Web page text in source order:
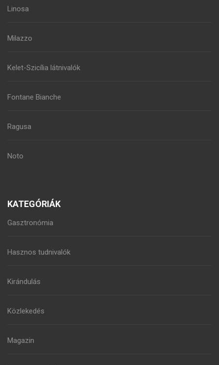
Linosa
Milazzo
Kelet-Szicília látnivalók
Fontane Bianche
Ragusa
Noto
KATEGÓRIÁK
Gasztronómia
Hasznos tudnivalók
Kirándulás
Közlekedés
Magazin